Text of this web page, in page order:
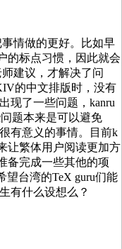
情做的更好。比如早
的标点习惯，因此就会
建议，才解决了问
的中文排版时，没有
现了一些问题，kanru
题本来是可以避免
有意义的事情。目前k
让繁体用户阅读更加方
备完成一些其他的项
望台湾的TeX guru们能
有什么设想么？